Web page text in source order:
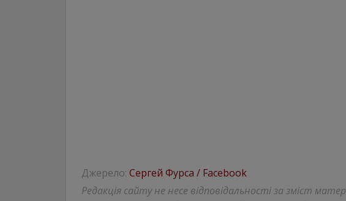
Джерело: Сергей Фурса / Facebook
Редакція сайту не несе відповідальності за зміст